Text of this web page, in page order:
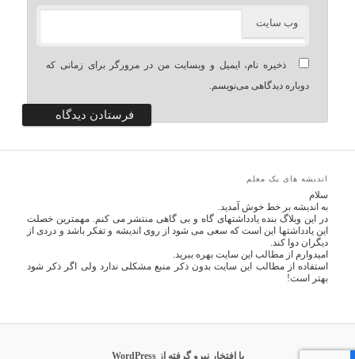
وب‌ سایت
ذخیره نام، ایمیل و وبسایت من در مرورگر برای زمانی که
دوباره دیدگاهی می‌نویسم.
اندیشه های یک معلم
سلام
به اندیشه بر خط خوش آمدید.
در این وبلاگ بنده یادداشتهای گاه و بی گاهی منتشر می کنم. مهمترین خصلت
این یادداشتها این است که سعی می شود از روی اندیشه و تفکر باشد و دردی از
دیگران دوا کند.
امیدوارم از مطالب این سایت بهره ببرید.
استفاده از مطالب این سایت بدون ذکر منبع مشکلی ندارد ولی اگر ذکر شود
بهتر است!
با افتخار نیرو گرفته از WordPress